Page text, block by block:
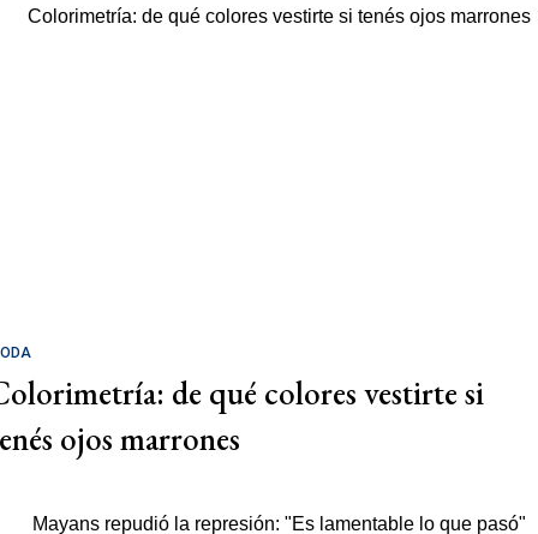
de qué colores vestirte si
ojos marrones